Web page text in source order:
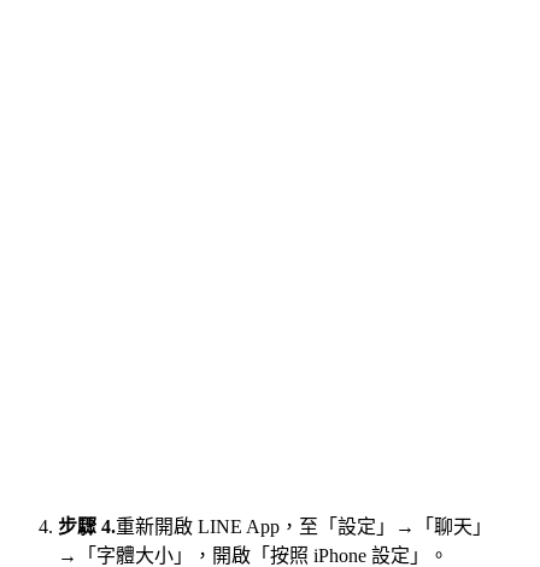
步驟 4.重新開啟 LINE App，至「設定」→「聊天」
→「字體大小」，開啟「按照 iPhone 設定」。